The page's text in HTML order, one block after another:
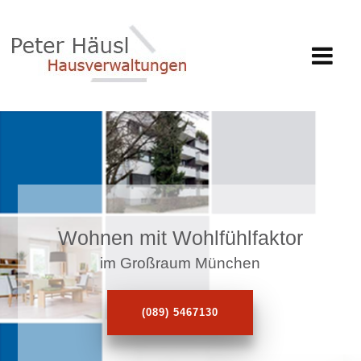
Wohnen mit Wohlfühlfaktor
im Großraum München
(089) 5467130